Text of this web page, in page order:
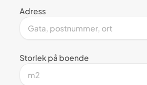
Adress
Storlek på boende